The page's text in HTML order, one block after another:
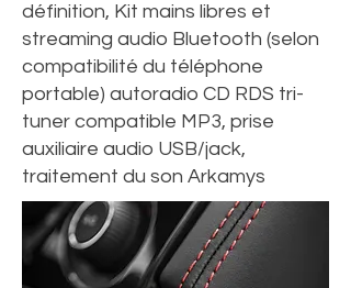
définition, Kit mains libres et
streaming audio Bluetooth (selon
compatibilité du téléphone
portable) autoradio CD RDS tri-
tuner compatible MP3, prise
auxiliaire audio USB/jack,
traitement du son Arkamys